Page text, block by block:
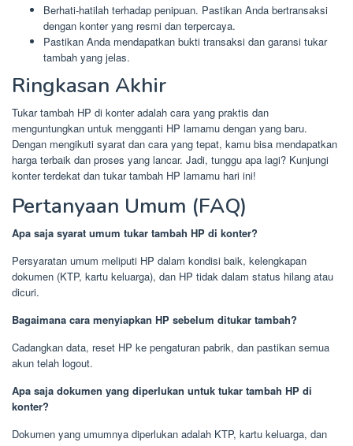
Berhati-hatilah terhadap penipuan. Pastikan Anda bertransaksi
dengan konter yang resmi dan terpercaya.
Pastikan Anda mendapatkan bukti transaksi dan garansi tukar
tambah yang jelas.
Ringkasan Akhir
Tukar tambah HP di konter adalah cara yang praktis dan
menguntungkan untuk mengganti HP lamamu dengan yang baru.
Dengan mengikuti syarat dan cara yang tepat, kamu bisa mendapatkan
harga terbaik dan proses yang lancar. Jadi, tunggu apa lagi? Kunjungi
konter terdekat dan tukar tambah HP lamamu hari ini!
Pertanyaan Umum (FAQ)
Apa saja syarat umum tukar tambah HP di konter?
Persyaratan umum meliputi HP dalam kondisi baik, kelengkapan
dokumen (KTP, kartu keluarga), dan HP tidak dalam status hilang atau
dicuri.
Bagaimana cara menyiapkan HP sebelum ditukar tambah?
Cadangkan data, reset HP ke pengaturan pabrik, dan pastikan semua
akun telah logout.
Apa saja dokumen yang diperlukan untuk tukar tambah HP di
konter?
Dokumen yang umumnya diperlukan adalah KTP, kartu keluarga, dan